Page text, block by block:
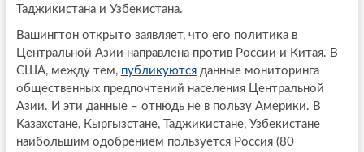
Таджикистана и Узбекистана.
Вашингтон открыто заявляет, что его политика в
Центральной Азии направлена против России и Китая. В
США, между тем, публикуютсяданные мониторинга
общественных предпочтений населения Центральной
Азии. И эти данные – отнюдь не в пользу Америки. В
Казахстане, Кыргызстане, Таджикистане, Узбекистане
наибольшим одобрением пользуется Россия (80